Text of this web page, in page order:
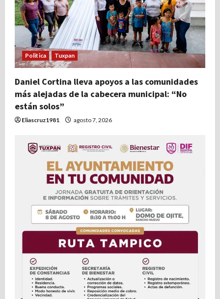
e
n
t
r
a
d
Politica Tuxpan
Daniel Cortina lleva apoyos a las comunidades
más alejadas de la cabecera municipal: “No
están solos”
Eliascruz1981 agosto 7, 2026